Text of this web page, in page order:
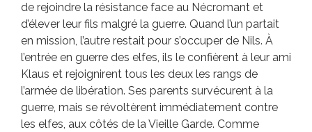
de rejoindre la résistance face au Nécromant et
d’élever leur fils malgré la guerre. Quand l’un partait
en mission, l’autre restait pour s’occuper de Nils. À
l’entrée en guerre des elfes, ils le confièrent à leur ami
Klaus et rejoignirent tous les deux les rangs de
l’armée de libération. Ses parents survécurent à la
guerre, mais se révoltèrent immédiatement contre
les elfes, aux côtés de la Vieille Garde. Comme